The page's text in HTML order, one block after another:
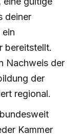
deiner
bereitstellt.
Nachweis der
der
regional.
Kammer